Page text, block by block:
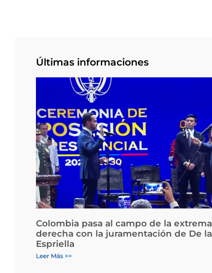
Últimas informaciones
Colombia pasa al campo de la extrema
derecha con la juramentación de De la
Espriella
Leer Más >>